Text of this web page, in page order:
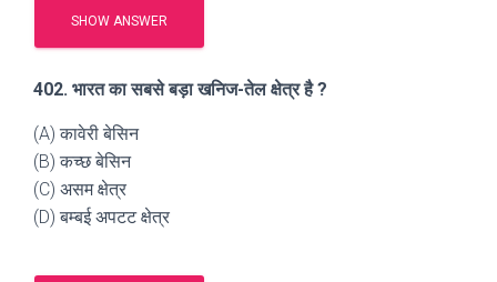
SHOW ANSWER
402. भारत का सबसे बड़ा खनिज-तेल क्षेत्र है ?
(A) कावेरी बेसिन
(B) कच्छ बेसिन
(C) असम क्षेत्र
(D) बम्बई अपटट क्षेत्र